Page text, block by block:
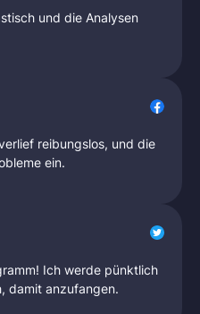
und die Analysen
reibungslos, und die
ein.
Ich werde pünktlich
damit anzufangen.